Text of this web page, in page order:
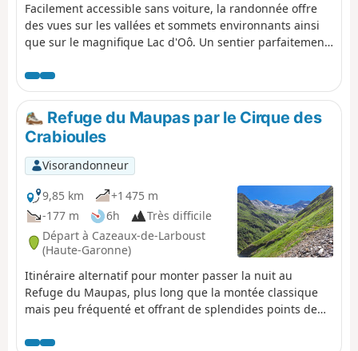
Facilement accessible sans voiture, la randonnée offre
des vues sur les vallées et sommets environnants ainsi
que sur le magnifique Lac d'Oô. Un sentier parfaitement
retour se fera en transport en commun pour retrouver la
gare de Luchon.
Refuge du Maupas par le Cirque des
Crabioules
Visorandonneur
9,85 km
+1 475 m
-177 m
6h
Très difficile
Départ à Cazeaux-de-Larboust
(Haute-Garonne)
Itinéraire alternatif pour monter passer la nuit au
Refuge du Maupas, plus long que la montée classique
mais peu fréquenté et offrant de splendides points de
Cirque des Crabioules. À privilégier par beau temps, le